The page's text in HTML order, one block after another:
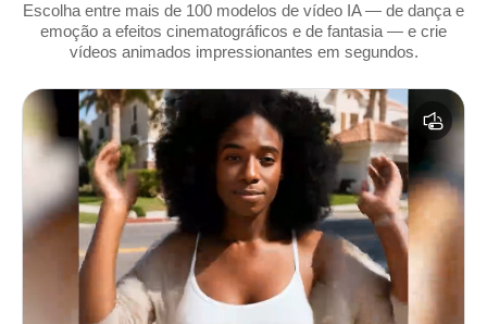
Escolha entre mais de 100 modelos de vídeo IA — de dança e
emoção a efeitos cinematográficos e de fantasia — e crie
vídeos animados impressionantes em segundos.